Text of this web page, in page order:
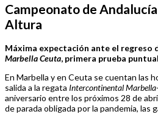
Campeonato de
Altura
Máxima expectación ante el regreso
Marbella Ceuta, primera prueba
En Marbella y en Ceuta se cuentan las
salida a la regata Intercontinental
aniversario entre los próximos 28 de
de parada obligada por la pandemia, las